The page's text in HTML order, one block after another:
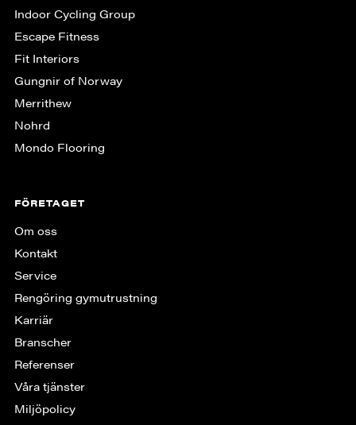
Indoor Cycling Group
Escape Fitness
Fit Interiors
Gungnir of Norway
Merrithew
Nohrd
Mondo Flooring
FÖRETAGET
Om oss
Kontakt
Service
Rengöring gymutrustning
Karriär
Branscher
Referenser
Våra tjänster
Miljöpolicy